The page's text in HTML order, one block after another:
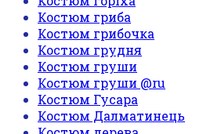
Костюм гриба
Костюм грибочка
Костюм грудня
Костюм груши
Костюм груши @ru
Костюм Гусара
Костюм Далматинець